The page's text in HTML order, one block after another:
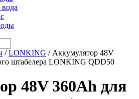
/LONKING / Аккумулятор 48V
штабелера LONKING QDD50
48V 360Ah для